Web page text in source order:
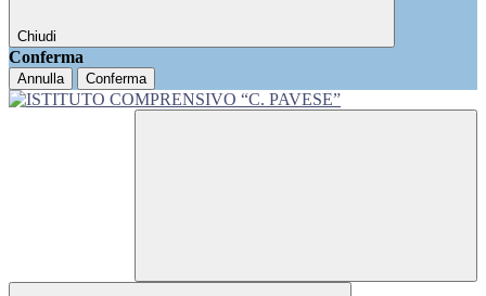
Chiudi
Conferma
Annulla Conferma